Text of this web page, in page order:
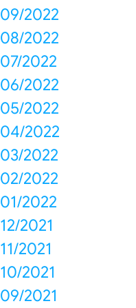
09/2022
08/2022
07/2022
06/2022
05/2022
04/2022
03/2022
02/2022
01/2022
12/2021
11/2021
10/2021
09/2021